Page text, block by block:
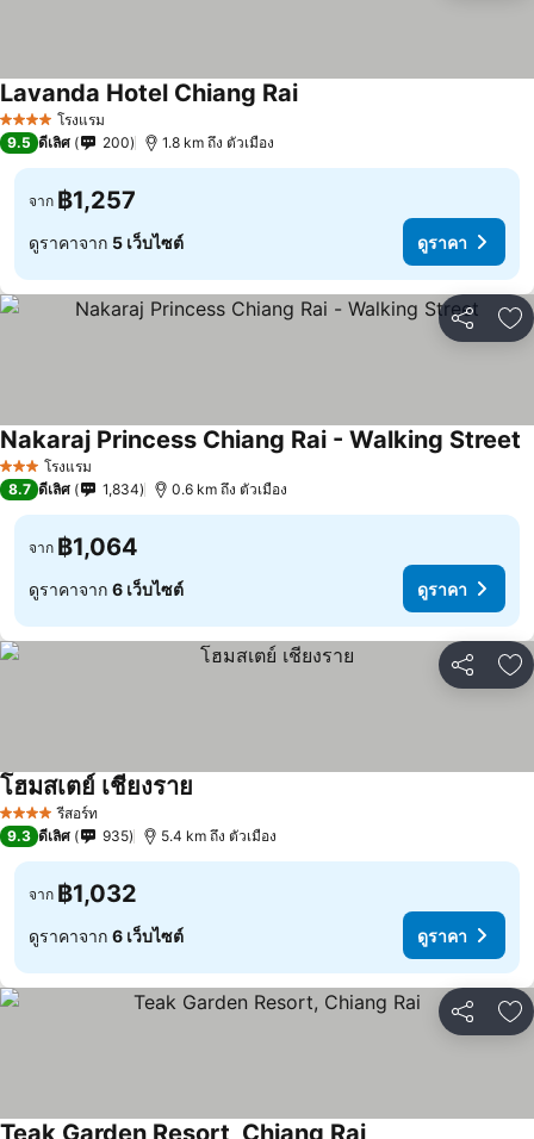
4 ดาว โรงแรม
Lavanda Hotel Chiang Rai
9.5 ดีเลิศ 200 1.8 km ถึง ตัวเมือง
จาก ฿1,257
ดูราคาจาก 5 เว็บไซต์ ดูราคา
แชร์ เ
3 ดาว โรงแรม
Nakaraj Princess Chiang Rai - Walking Street
8.7 ดีเลิศ 1,834 0.6 km ถึง ตัวเมือง
จาก ฿1,064
ดูราคาจาก 6 เว็บไซต์ ดูราคา
แชร์ เ
4 ดาว รีสอร์ท
โฮมสเตย์ เชียงราย
9.3 ดีเลิศ 935 5.4 km ถึง ตัวเมือง
จาก ฿1,032
ดูราคาจาก 6 เว็บไซต์ ดูราคา
แชร์ เ
Teak Garden Resort, Chiang Rai